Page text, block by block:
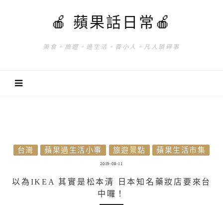
🍎 蘋果話日常🍎
美食。旅遊。過生活。養小人。凡人瑣碎事
台灣 蘋果過生活小事 旅遊景點 蘋果生活市集
2019-08-11
以為IKEA 其實是松本清 日本知名藥妝店要來台
中囉！